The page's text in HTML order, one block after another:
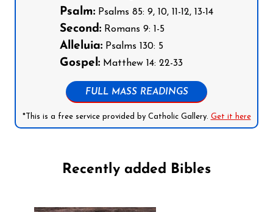
Psalm: Psalms 85: 9, 10, 11-12, 13-14
Second: Romans 9: 1-5
Alleluia: Psalms 130: 5
Gospel: Matthew 14: 22-33
FULL MASS READINGS
*This is a free service provided by Catholic Gallery. Get it here
Recently added Bibles